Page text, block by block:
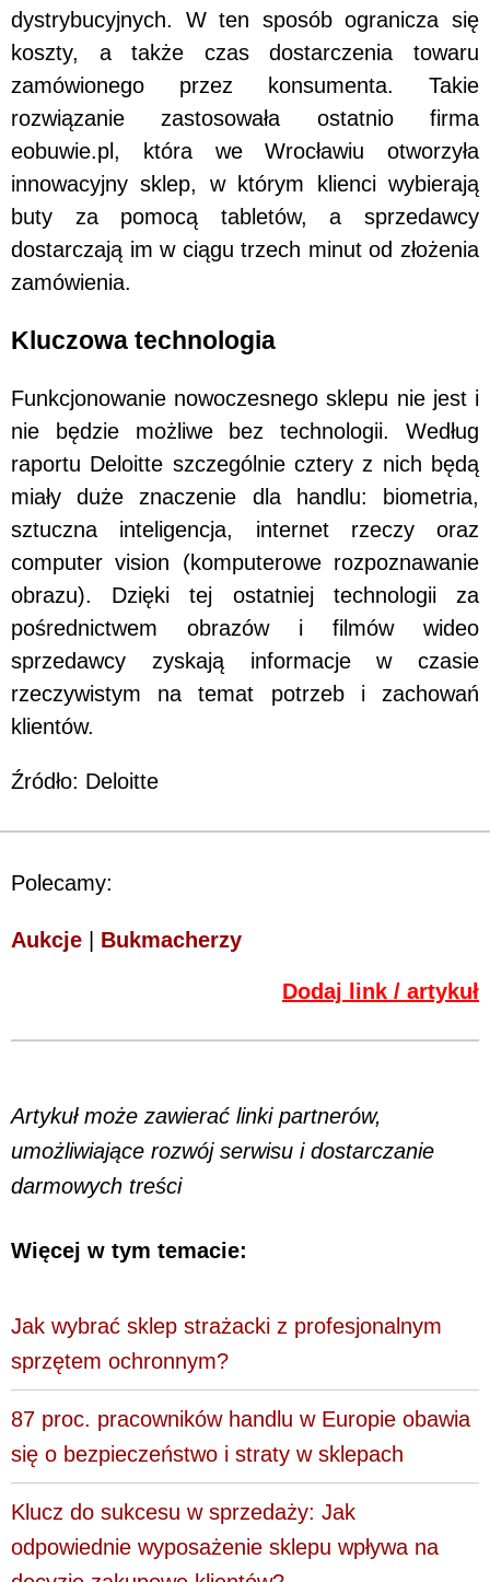
dystrybucyjnych. W ten sposób ogranicza się
koszty, a także czas dostarczenia towaru
zamówionego przez konsumenta. Takie
rozwiązanie zastosowała ostatnio firma
eobuwie.pl, która we Wrocławiu otworzyła
innowacyjny sklep, w którym klienci wybierają
buty za pomocą tabletów, a sprzedawcy
dostarczają im w ciągu trzech minut od złożenia
zamówienia.
Kluczowa technologia
Funkcjonowanie nowoczesnego sklepu nie jest i
nie będzie możliwe bez technologii. Według
raportu Deloitte szczególnie cztery z nich będą
miały duże znaczenie dla handlu: biometria,
sztuczna inteligencja, internet rzeczy oraz
computer vision (komputerowe rozpoznawanie
obrazu). Dzięki tej ostatniej technologii za
pośrednictwem obrazów i filmów wideo
sprzedawcy zyskają informacje w czasie
rzeczywistym na temat potrzeb i zachowań
klientów.
Źródło: Deloitte
Polecamy:
Aukcje Bukmacherzy
Dodaj link / artykuł
Artykuł może zawierać linki partnerów,
umożliwiające rozwój serwisu i dostarczanie
darmowych treści
Więcej w tym temacie:
Jak wybrać sklep strażacki z profesjonalnym
sprzętem ochronnym?
87 proc. pracowników handlu w Europie obawia
się o bezpieczeństwo i straty w sklepach
Klucz do sukcesu w sprzedaży: Jak
odpowiednie wyposażenie sklepu wpływa na